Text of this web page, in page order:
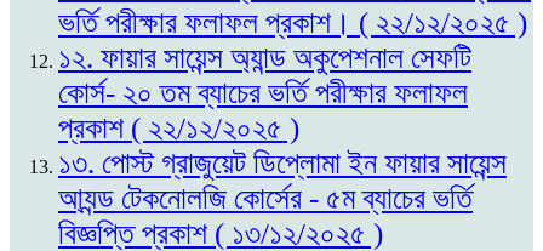
ভর্তি পরীক্ষার ফলাফল প্রকাশ। ( ২২/১২/২০২৫ )
১২. ফায়ার সায়েন্স অ্যান্ড অকুপেশনাল সেফটি
কোর্স- ২০ তম ব্যাচের ভর্তি পরীক্ষার ফলাফল
প্রকাশ ( ২২/১২/২০২৫ )
১৩. পোস্ট গ্রাজুয়েট ডিপ্লোমা ইন ফায়ার সায়েন্স
আ্যন্ড টেকনোলজি কোর্সের - ৫ম ব্যাচের ভর্তি
বিজ্ঞপ্তি প্রকাশ ( ১৩/১২/২০২৫ )